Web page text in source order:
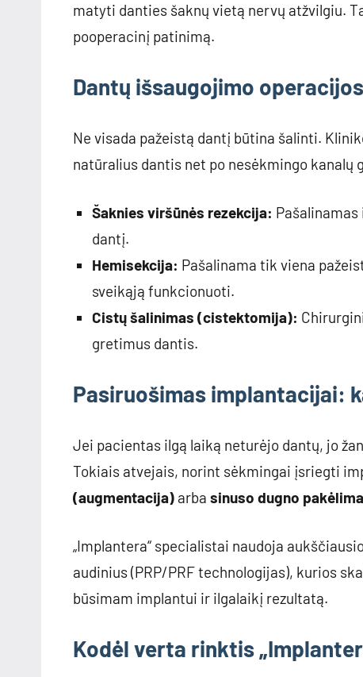
matyti danties šaknų vietą nervų atžvilgiu.
pooperacinį patinimą.
Dantų išsaugojimo operacijos
Ne visada pažeistą dantį būtina šalinti.
natūralius dantis net po nesėkmingo kanalų
Šaknies viršūnės rezekcija:
dantį.
Hemisekcija: Pašalinama tik viena
sveikąją funkcionuoti.
Cistų šalinimas (cistektomija):
gretimus dantis.
Pasiruošimas implantacijai:
Jei pacientas ilgą laiką neturėjo dantų, jo
Tokiais atvejais, norint sėkmingai įsriegti
(augmentacija) arba sinuso dugno
„Implantera“ specialistai naudoja
audinius (PRP/PRF technologijas), kurios
būsimam implantui ir ilgalaikį rezultatą.
Kodėl verta rinktis